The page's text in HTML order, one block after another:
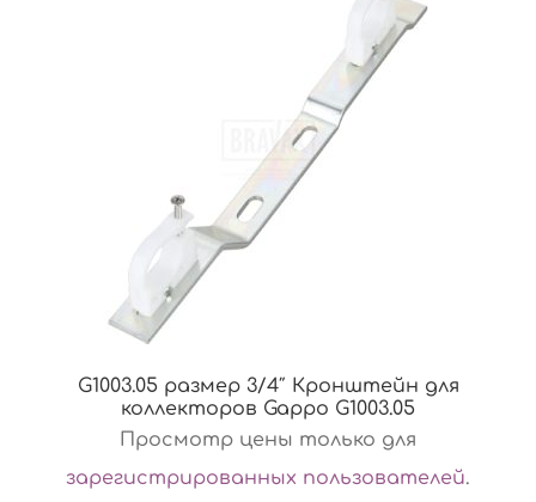
G1003.05 размер 3/4″ Кронштейн для
коллекторов Gappo G1003.05
Просмотр цены только для
зарегистрированных пользователей.